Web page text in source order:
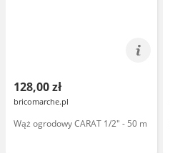
128,00 zł
bricomarche.pl
Wąż ogrodowy CARAT 1/2" - 50 m